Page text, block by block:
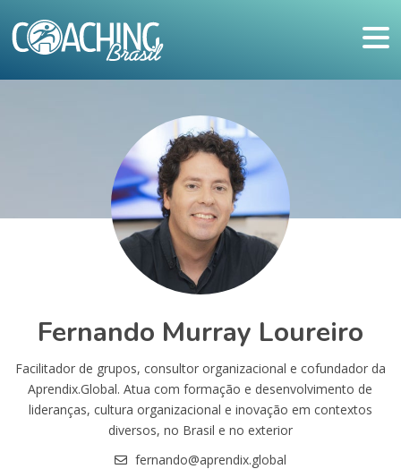
Fernando Murray Loureiro
Facilitador de grupos, consultor organizacional e cofundador da
Aprendix.Global. Atua com formação e desenvolvimento de
lideranças, cultura organizacional e inovação em contextos
diversos, no Brasil e no exterior
fernando@aprendix.global